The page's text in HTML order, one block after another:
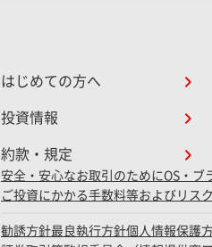
はじめての方へ
投資情報
約款・規定
安全・安心なお取引のためにOS・ブ
ご投資にかかる手数料等およびリス
勧誘方針最良執行方針個人情報保護